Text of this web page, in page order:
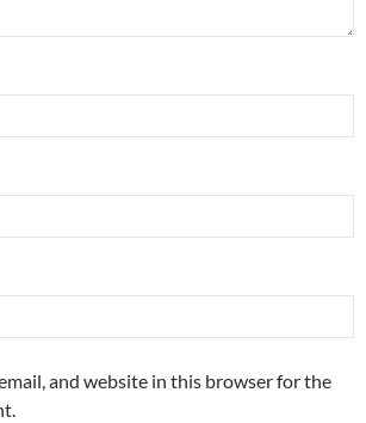
and website in this browser for the